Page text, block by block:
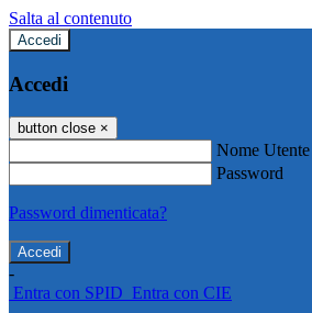
Salta al contenuto
Accedi
Accedi
button close ×
Nome Utente
Password
Password dimenticata?
-
Entra con SPID Entra con CIE